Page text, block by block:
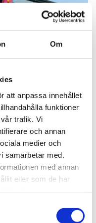
Om
att anpassa innehållet
funktioner
trafik. Vi
och annan
medier och
samarbetar med.
med annan
eller som de har
för
väg, en logga som
annan fyller.
och speciellt i
ambassadörer
ingen kan missa
är ute på